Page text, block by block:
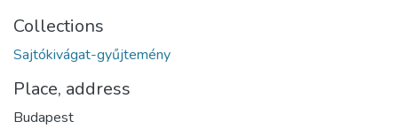
Collections
Sajtókivágat-gyűjtemény
Place, address
Budapest